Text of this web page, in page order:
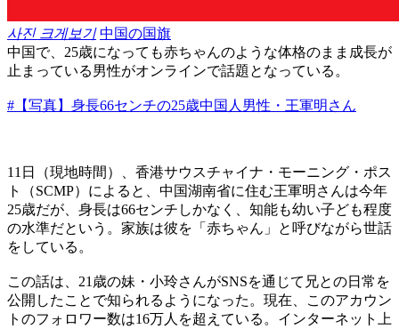
사진 크게보기 中国の国旗
中国で、25歳になっても赤ちゃんのような体格のまま成長が
止まっている男性がオンラインで話題となっている。
#【写真】身長66センチの25歳中国人男性・王軍明さん
11日（現地時間）、香港サウスチャイナ・モーニング・ポス
ト（SCMP）によると、中国湖南省に住む王軍明さんは今年
25歳だが、身長は66センチしかなく、知能も幼い子ども程度
の水準だという。家族は彼を「赤ちゃん」と呼びながら世話
をしている。
この話は、21歳の妹・小玲さんがSNSを通じて兄との日常を
公開したことで知られるようになった。現在、このアカウン
トのフォロワー数は16万人を超えている。インターネット上